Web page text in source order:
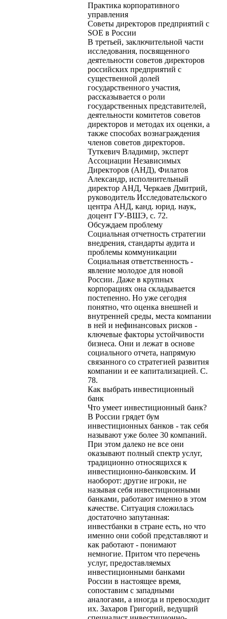
Практика корпоративного
управления
Советы директоров предприятий с
SOE в России
В третьей, заключительной части
исследования, посвященного
деятельности советов директоров
российских предприятий с
существенной долей
государственного участия,
рассказывается о роли
государственных представителей,
деятельности комитетов советов
директоров и методах их оценки, а
также способах вознаграждения
членов советов директоров.
Туткевич Владимир, эксперт
Ассоциации Независимых
Директоров (АНД), Филатов
Александр, исполнительный
директор АНД, Черкаев Дмитрий,
руководитель Исследовательского
центра АНД, канд. юрид. наук,
доцент ГУ-ВШЭ, с. 72.
Обсуждаем проблему
Социальная отчетность стратегии
внедрения, стандарты аудита и
проблемы коммуникации
Социальная ответственность -
явление молодое для новой
России. Даже в крупных
корпорациях она складывается
постепенно. Но уже сегодня
понятно, что оценка внешней и
внутренней среды, места компании
в ней и нефинансовых рисков -
ключевые факторы устойчивости
бизнеса. Они и лежат в основе
социального отчета, напрямую
связанного со стратегией развития
компании и ее капитализацией. С.
78.
Как выбрать инвестиционный
банк
Что умеет инвестиционный банк?
В России грядет бум
инвестиционных банков - так себя
называют уже более 30 компаний.
При этом далеко не все они
оказывают полный спектр услуг,
традиционно относящихся к
инвестиционно-банковским. И
наоборот: другие игроки, не
называя себя инвестиционными
банками, работают именно в этом
качестве. Ситуация сложилась
достаточно запутанная:
инвестбанки в стране есть, но что
именно они собой представляют и
как работают - понимают
немногие. Притом что перечень
услуг, предоставляемых
инвестиционными банками
России в настоящее время,
сопоставим с западными
аналогами, а иногда и превосходит
их. Захаров Григорий, ведущий